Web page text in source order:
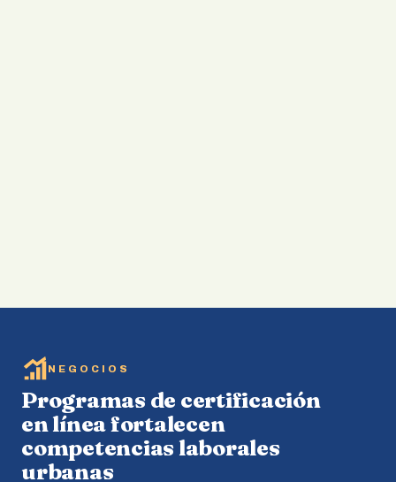
NEGOCIOS
Programas de certificación
en línea fortalecen
competencias laborales
urbanas